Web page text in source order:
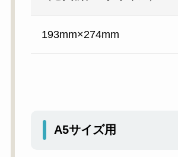
193mm×274mm
A5サイズ用